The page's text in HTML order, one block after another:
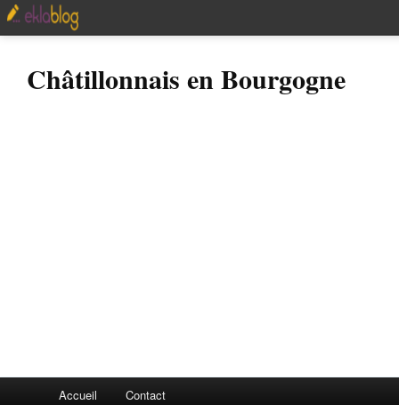
Châtillonnais en Bourgogne
Accueil Contact